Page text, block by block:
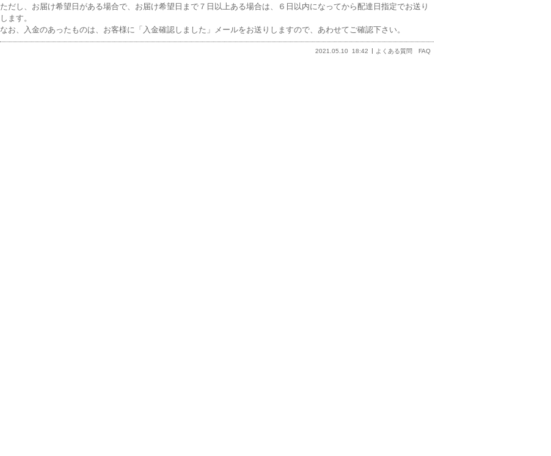
ただし、お届け希望日がある場合で、お届け希望日まで７日以上ある場合は、６日以内になってから配達日指定でお送り
します。
なお、入金のあったものは、お客様に「入金確認しました」メールをお送りしますので、あわせてご確認下さい。
2021.05.10 18:42 よくある質問 FAQ